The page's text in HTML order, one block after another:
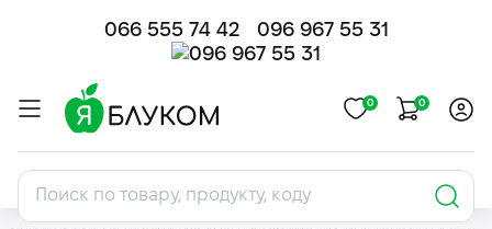
066 555 74 42 096 967 55 31
0 0